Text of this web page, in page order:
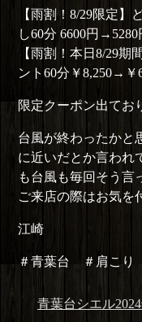
【雨割！8/29限定
し60分 6600円→5280
【雨割！本日8/29期
ント60分￥8,250→￥
限定クーポン出てお
台風が終わったかと
に近いだとか言われ
も台風も毎回そう言
ご来店の際はお気を
江崎
＃青葉台 ＃肩こり
投
青葉台シエル投